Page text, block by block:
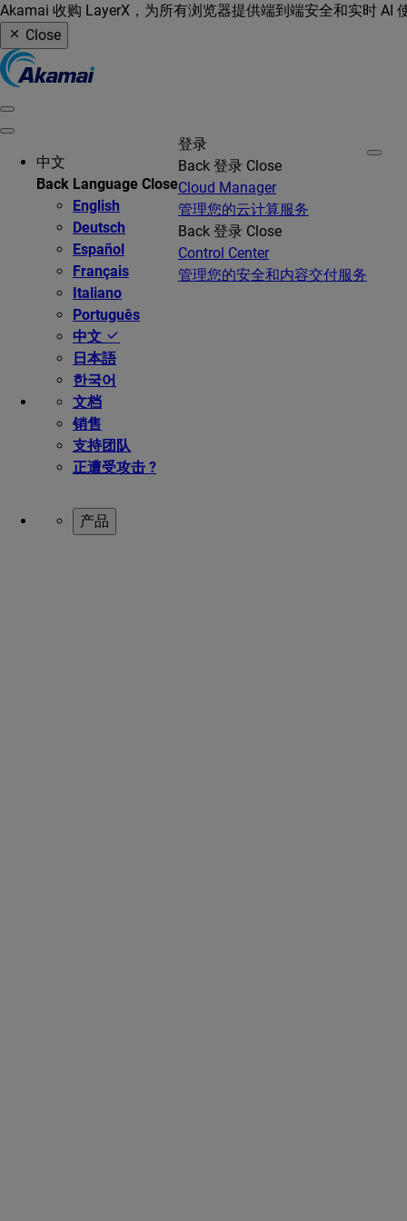
Akamai 收购 LayerX，为所有浏览器提供端到端安全和实时 AI
Close
中文
Back Language Close
English
Deutsch
Español
Français
Italiano
Português
中文
日本語
한국어
文档
销售
支持团队
正遭受攻击 ?
登录
Back 登录 Close
Cloud Manager
管理您的云计算服务
Back 登录 Close
Control Center
管理您的安全和内容交付服务
产品